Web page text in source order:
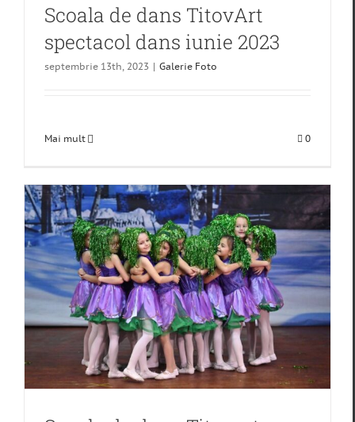
Scoala de dans TitovArt
spectacol dans iunie 2023
septembrie 13th, 2023 | Galerie Foto
Mai mult 0